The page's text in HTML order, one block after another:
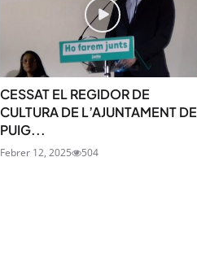
CESSAT EL REGIDOR DE
CULTURA DE L’AJUNTAMENT DE
PUIG...
Febrer 12, 2025 504